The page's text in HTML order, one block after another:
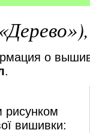
о
.
рисунком
вишивки: